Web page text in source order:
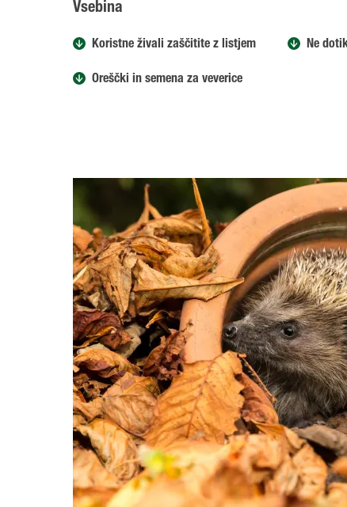
Vsebina
Koristne živali zaščitite z listjem Ne
Oreščki in semena za veverice